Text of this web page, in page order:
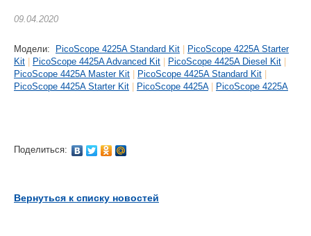
09.04.2020
Модели: PicoScope 4225A Standard Kit
PicoScope 4225A Starter
Kit
PicoScope 4425A Advanced Kit PicoScope 4425A Diesel Kit
PicoScope 4425A Master Kit
PicoScope 4425A Standard Kit
PicoScope 4425A Starter Kit
PicoScope 4425A PicoScope 4225A
Поделиться:
Вернуться к списку новостей